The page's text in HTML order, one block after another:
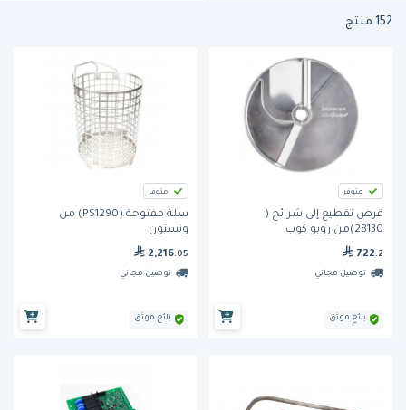
152 منتج
متوفر
قرص تقطيع إلى شرائح (
28130)من روبو كوب
722 .2
توصيل مجاني
بائع موثق
متوفر
سلة مفتوحة (PS1290) من
ونستون
2,216.05
توصيل مجاني
بائع موثق